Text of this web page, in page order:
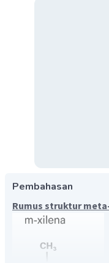
Pembahasan
Rumus struktur